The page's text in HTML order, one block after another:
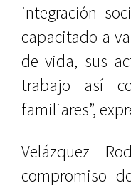
integración
capacitado a
de vida, sus
trabajo así
familiares”,
Velázquez
compromiso